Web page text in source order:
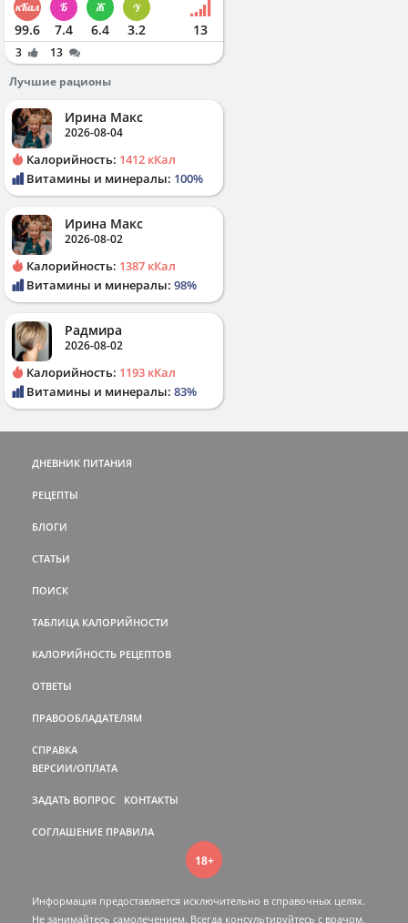
99.6 7.4 6.4 3.2 13
3
13
Лучшие рационы
Ирина Макс
2026-08-04
Калорийность: 1412 кКал
Витамины и минералы: 100%
Ирина Макс
2026-08-02
Калорийность: 1387 кКал
Витамины и минералы: 98%
Радмира
2026-08-02
Калорийность: 1193 кКал
Витамины и минералы: 83%
ДНЕВНИК ПИТАНИЯ
РЕЦЕПТЫ
БЛОГИ
СТАТЬИ
ПОИСК
ТАБЛИЦА КАЛОРИЙНОСТИ
КАЛОРИЙНОСТЬ РЕЦЕПТОВ
ОТВЕТЫ
ПРАВООБЛАДАТЕЛЯМ
СПРАВКА
ВЕРСИИ/ОПЛАТА
ЗАДАТЬ ВОПРОС КОНТАКТЫ
СОГЛАШЕНИЕ ПРАВИЛА
18+
Информация предоставляется исключительно в справочных целях.
Не занимайтесь самолечением. Всегда консультируйтесь c врачом.